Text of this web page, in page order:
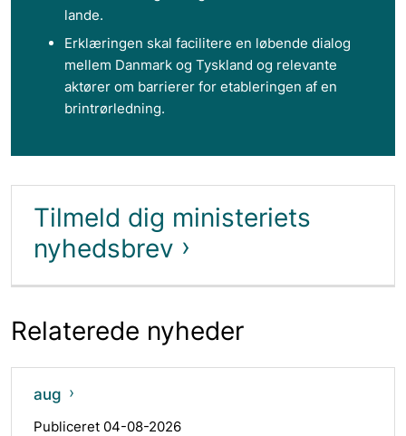
lande.
Erklæringen skal facilitere en løbende dialog
mellem Danmark og Tyskland og relevante
aktører om barrierer for etableringen af en
brintrørledning.
Tilmeld dig ministeriets
nyhedsbrev
Relaterede nyheder
aug
Publiceret 04-08-2026